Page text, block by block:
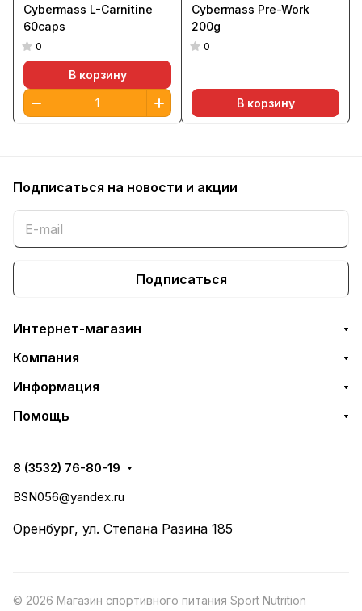
Cybermass L-Carnitine
60caps
0
В корзину
Cybermass Pre-Work
200g
0
В корзину
Подписаться на новости и акции
Подписаться
Интернет-магазин
Компания
Информация
Помощь
8 (3532) 76-80-19
BSN056@yandex.ru
Оренбург, ул. Степана Разина 185
© 2026 Магазин спортивного питания Sport Nutrition